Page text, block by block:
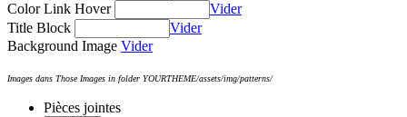
Color Link Hover
Vider
Title Block
Vider
Background Image Vider
Images dans Those Images in folder YOURTHEME/assets/img/patterns/
Pièces jointes